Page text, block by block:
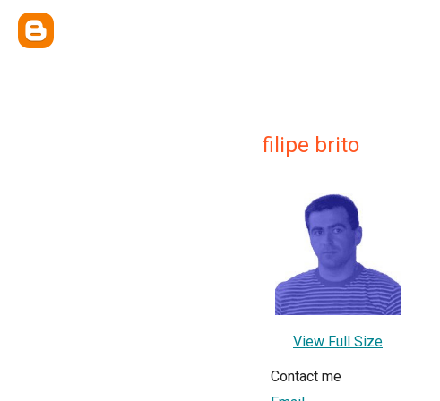
filipe brito
View Full Size
Contact me